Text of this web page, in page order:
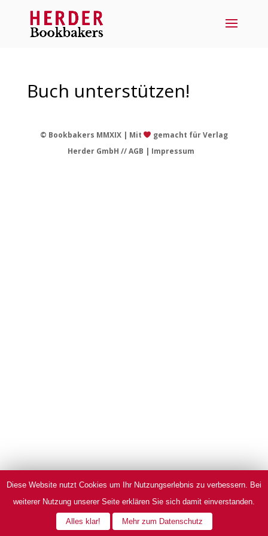
Buch unterstützen!
© Bookbakers MMXIX | Mit
gemacht für Verlag
Herder GmbH //AGB | Impressum
Diese Website nutzt Cookies um Ihr Nutzungserlebnis zu verbessern. Bei
weiterer Nutzung unserer Seite erklären Sie sich damit einverstanden.
Alles klar! Mehr zum Datenschutz